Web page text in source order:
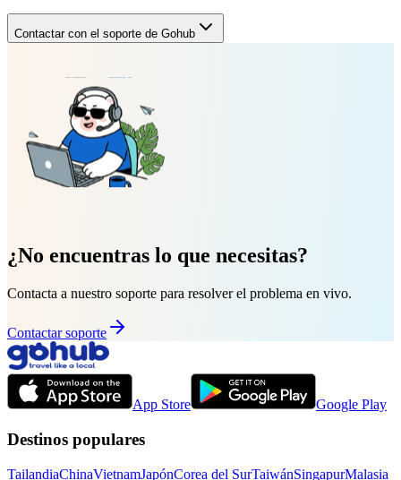
Contactar con el soporte de Gohub
¿No encuentras lo que necesitas?
Contacta a nuestro soporte para resolver el problema en vivo.
Contactar soporte
App Store Google Play
Destinos populares
TailandiaChinaVietnamJapónCorea del SurTaiwánSingapurMalasia